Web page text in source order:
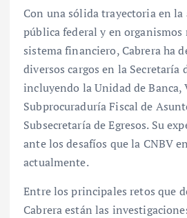
Con una sólida trayectoria en
pública federal y en organismos
sistema financiero, Cabrera ha
diversos cargos en la Secretaría
incluyendo la Unidad de Banca,
Subprocuraduría Fiscal de
Subsecretaría de Egresos. Su
ante los desafíos que la CNBV
actualmente.
Entre los principales retos que
Cabrera están las